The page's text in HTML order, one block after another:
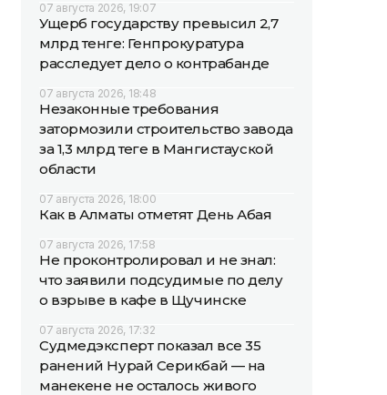
07 августа 2026, 19:07
Ущерб государству превысил 2,7
млрд тенге: Генпрокуратура
расследует дело о контрабанде
07 августа 2026, 18:48
Незаконные требования
затормозили строительство завода
за 1,3 млрд теңге в Мангистауской
области
07 августа 2026, 18:00
Как в Алматы отметят День Абая
07 августа 2026, 17:58
Не проконтролировал и не знал:
что заявили подсудимые по делу
о взрыве в кафе в Щучинске
07 августа 2026, 17:32
Судмедэксперт показал все 35
ранений Нурай Серикбай — на
манекене не осталось живого